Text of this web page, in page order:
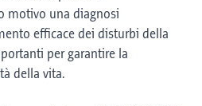
motivo una diagnosi
efficace dei disturbi della
per garantire la
della vita.